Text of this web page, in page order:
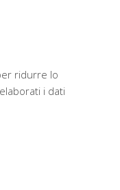
ridurre lo
i dati